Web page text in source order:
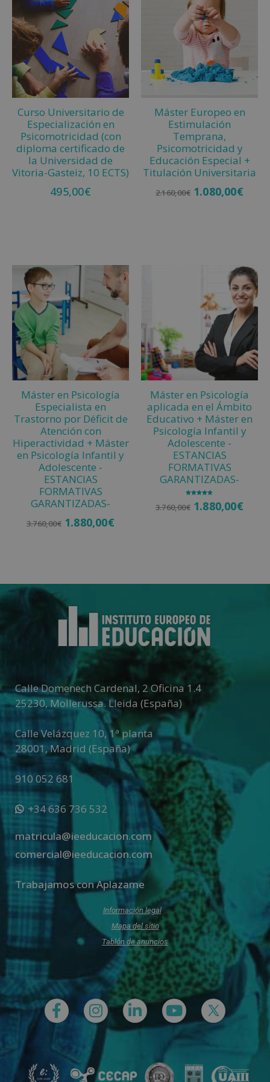
r
n
t
i
v
e
Curso Universitario de
Especialización en
Psicomotricidad (con
diploma certificado de
la Universidad de
Vitoria-Gasteiz, 10 ECTS)
495,00€
Máster Europeo en
Estimulación
Temprana,
Psicomotricidad y
Educación Especial +
Titulación Universitaria
2.160,00€ 1.080,00€
Máster en Psicología
Especialista en
Trastorno por Déficit de
Atención con
Hiperactividad + Máster
en Psicología Infantil y
Adolescente -
ESTANCIAS
FORMATIVAS
GARANTIZADAS-
3.760,00€ 1.880,00€
Máster en Psicología
aplicada en el Ámbito
Educativo + Máster en
Psicología Infantil y
Adolescente -
ESTANCIAS
FORMATIVAS
GARANTIZADAS-
con
4.75
3.760,00€ 1.880,00€
Calle Domenech Cardenal, 2 Oficina 1.4
25230, Mollerussa. Lleida (España)
Calle Velázquez 10, 1ª planta
28001,Madrid (España)
910 052 681
+34 636 736 532
matricula@ieeducacion.com
comercial@ieeducacion.com
Trabajamos con Aplazame
Información legal
Mapa del sitio
Tablón de anuncios